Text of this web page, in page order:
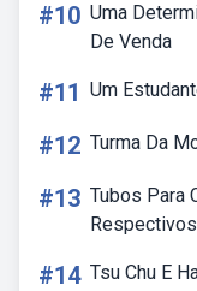
#10 Uma
De Venda
#11 Um
#12 Turma Da
#13 Tubos Para
#14 Tsu Chu E